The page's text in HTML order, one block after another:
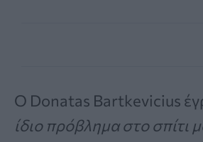
Ο Donatas Bartkevicius
ίδιο πρόβλημα στο σπίτι